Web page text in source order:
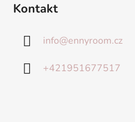
Kontakt
info@ennyroom.cz
+421951677517